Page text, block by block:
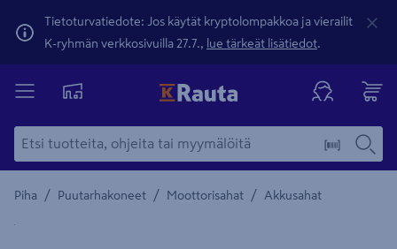
Tietoturvatiedote: Jos käytät kryptolompakkoa ja vierailit
K-ryhmän verkkosivuilla 27.7., lue tärkeät lisätiedot.
Piha / Puutarhakoneet / Moottorisahat / Akkusahat
Yksityiskohtainen kuvaus löytyy Tuotteen kuvaus -